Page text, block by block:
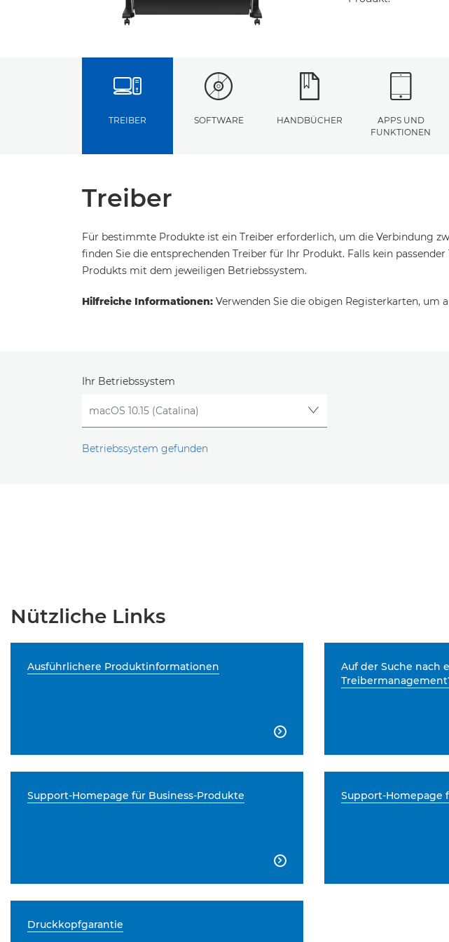
TREIBER SOFTWARE HANDBÜCHER
APPS UND
FUNKTIONEN
Treiber
Für bestimmte Produkte ist ein Treiber erforderlich, um die Verbindung
finden Sie die entsprechenden Treiber für Ihr Produkt. Falls kein
Produkts mit dem jeweiligen Betriebssystem.
Hilfreiche Informationen: Verwenden Sie die obigen Registerkarten, um
Ihr Betriebssystem
Betriebssystem gefunden
Nützliche Links
Ausführlichere Produktinformationen

Auf der Suche nach
Support-Homepage für Business-Produkte

Support-Homepage
Druckkopfgarantie